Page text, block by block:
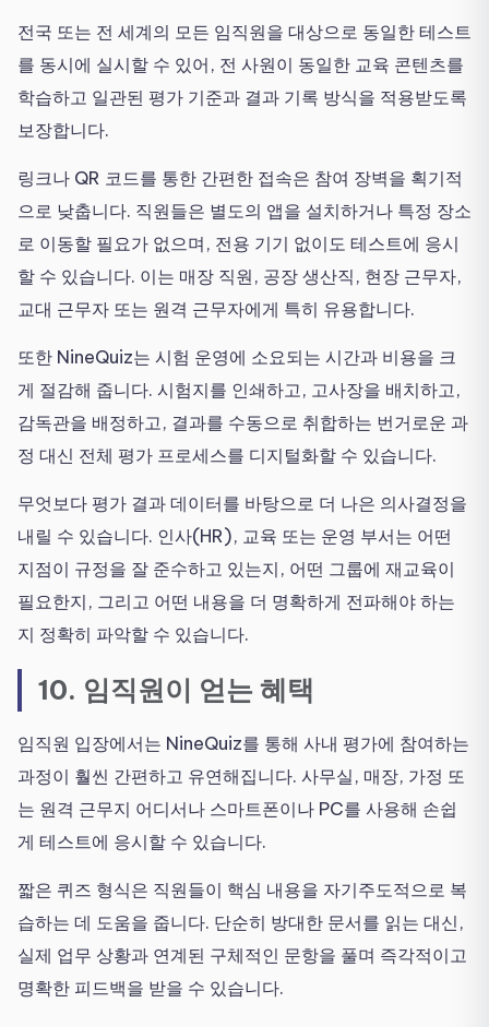
전국 또는 전 세계의 모든 임직원을 대상으로 동일한 테스트
를 동시에 실시할 수 있어, 전 사원이 동일한 교육 콘텐츠를
학습하고 일관된 평가 기준과 결과 기록 방식을 적용받도록
보장합니다.
링크나 QR 코드를 통한 간편한 접속은 참여 장벽을 획기적
으로 낮춥니다. 직원들은 별도의 앱을 설치하거나 특정 장소
로 이동할 필요가 없으며, 전용 기기 없이도 테스트에 응시
할 수 있습니다. 이는 매장 직원, 공장 생산직, 현장 근무자,
교대 근무자 또는 원격 근무자에게 특히 유용합니다.
또한 NineQuiz는 시험 운영에 소요되는 시간과 비용을 크
게 절감해 줍니다. 시험지를 인쇄하고, 고사장을 배치하고,
감독관을 배정하고, 결과를 수동으로 취합하는 번거로운 과
정 대신 전체 평가 프로세스를 디지털화할 수 있습니다.
무엇보다 평가 결과 데이터를 바탕으로 더 나은 의사결정을
내릴 수 있습니다. 인사(HR), 교육 또는 운영 부서는 어떤
지점이 규정을 잘 준수하고 있는지, 어떤 그룹에 재교육이
필요한지, 그리고 어떤 내용을 더 명확하게 전파해야 하는
지 정확히 파악할 수 있습니다.
10. 임직원이 얻는 혜택
임직원 입장에서는 NineQuiz를 통해 사내 평가에 참여하는
과정이 훨씬 간편하고 유연해집니다. 사무실, 매장, 가정 또
는 원격 근무지 어디서나 스마트폰이나 PC를 사용해 손쉽
게 테스트에 응시할 수 있습니다.
짧은 퀴즈 형식은 직원들이 핵심 내용을 자기주도적으로 복
습하는 데 도움을 줍니다. 단순히 방대한 문서를 읽는 대신,
실제 업무 상황과 연계된 구체적인 문항을 풀며 즉각적이고
명확한 피드백을 받을 수 있습니다.